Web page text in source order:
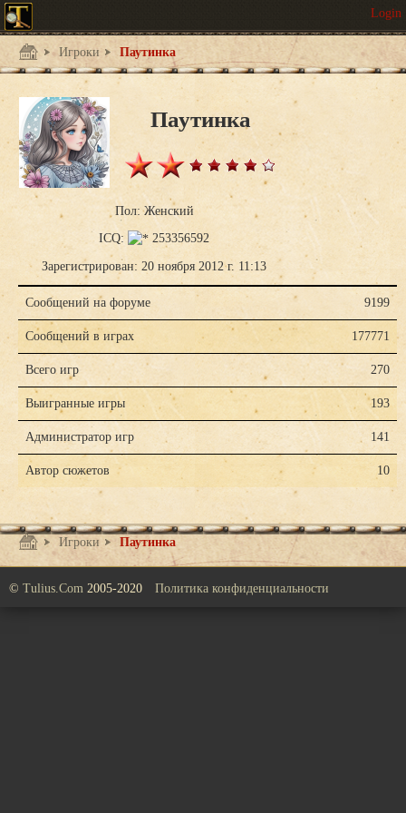
Игроки Паутинка
Паутинка
Пол: Женский
ICQ:
253356592
Зарегистрирован: 20 ноября 2012 г. 11:13
Сообщений на форуме 9199
Сообщений в играх 177771
Всего игр 270
Выигранные игры 193
Администратор игр 141
Автор сюжетов 10
Игроки Паутинка
© Tulius.Com 2005-2020 Политика конфиденциальности